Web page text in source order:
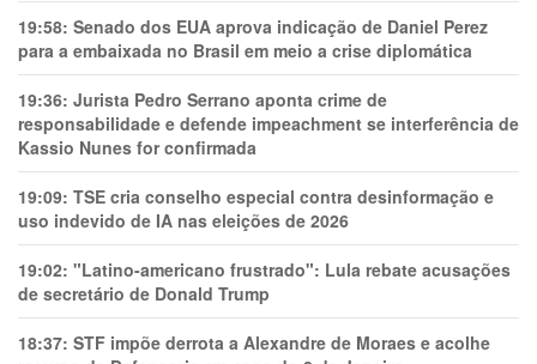
19:58: Senado dos EUA aprova indicação de Daniel Perez
para a embaixada no Brasil em meio a crise diplomática
19:36: Jurista Pedro Serrano aponta crime de
responsabilidade e defende impeachment se interferência de
Kassio Nunes for confirmada
19:09: TSE cria conselho especial contra desinformação e
uso indevido de IA nas eleições de 2026
19:02: "Latino-americano frustrado": Lula rebate acusações
de secretário de Donald Trump
18:37: STF impõe derrota a Alexandre de Moraes e acolhe